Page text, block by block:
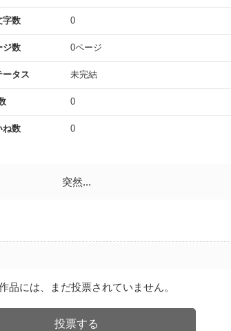
字数 0
ジ数 0ページ
ータス 未完結
0
ね数 0
突然...
品には、まだ投票されていません。
投票する